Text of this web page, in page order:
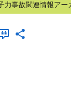
力事故関連情報ア